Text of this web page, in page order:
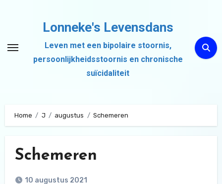
inhoud
Lonneke's Levensdans
Leven met een bipolaire stoornis,
persoonlijkheidsstoornis en chronische
suïcidaliteit
Home J augustus Schemeren
Schemeren
10 augustus 2021